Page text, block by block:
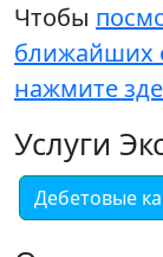
Чтобы
ближайших
нажмите
Услуги
Дебетовые